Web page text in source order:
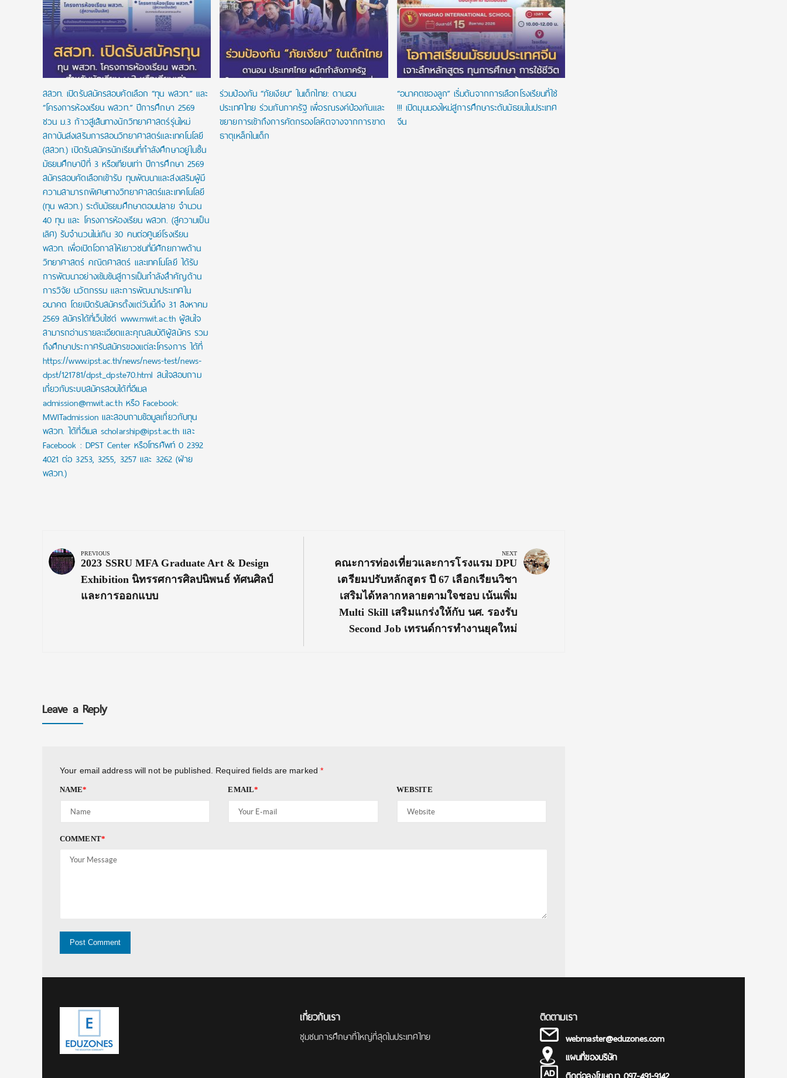
สสวท. เปิดรับสมัครสอบคัดเลือก “ทุน พสวท.” และ
“โครงการห้องเรียน พสวท.” ปีการศึกษา 2569
ชวน ม.3 ก้าวสู่เส้นทางนักวิทยาศาสตร์รุ่นใหม่
สถาบันส่งเสริมการสอนวิทยาศาสตร์และเทคโนโลยี
(สสวท.) เปิดรับสมัครนักเรียนที่กำลังศึกษาอยู่ในชั้น
มัธยมศึกษาปีที่ 3 หรือเทียบเท่า ปีการศึกษา 2569
สมัครสอบคัดเลือกเข้ารับ ทุนพัฒนาและส่งเสริมผู้มี
ความสามารถพิเศษทางวิทยาศาสตร์และเทคโนโลยี
(ทุน พสวท.) ระดับมัธยมศึกษาตอนปลาย จำนวน
40 ทุน และ โครงการห้องเรียน พสวท. (สู่ความเป็น
เลิศ) รับจำนวนไม่เกิน 30 คนต่อศูนย์โรงเรียน
พสวท. เพื่อเปิดโอกาสให้เยาวชนที่มีศักยภาพด้าน
วิทยาศาสตร์ คณิตศาสตร์ และเทคโนโลยี ได้รับ
การพัฒนาอย่างเข้มข้นสู่การเป็นกำลังสำคัญด้าน
การวิจัย นวัตกรรม และการพัฒนาประเทศใน
อนาคต โดยเปิดรับสมัครตั้งแต่วันนี้ถึง 31 สิงหาคม
2569 สมัครได้ที่เว็บไซต์ www.mwit.ac.th ผู้สนใจ
สามารถอ่านรายละเอียดและคุณสมบัติผู้สมัคร รวม
ถึงศึกษาประกาศรับสมัครของแต่ละโครงการ ได้ที่
https://www.ipst.ac.th/news/news-test/news-
dpst/121781/dpst_dpste70.html สนใจสอบถาม
เกี่ยวกับระบบสมัครสอบได้ที่อีเมล
admission@mwit.ac.th หรือ Facebook:
MWITadmission และสอบถามข้อมูลเกี่ยวกับทุน
พสวท. ได้ที่อีเมล scholarship@ipst.ac.th และ
Facebook : DPST Center หรือโทรศัพท์ 0 2392
4021 ต่อ 3253, 3255, 3257 และ 3262 (ฝ่าย
พสวท.)
ร่วมป้องกัน “ภัยเงียบ” ในเด็กไทย: ดานอน
ประเทศไทย ร่วมกับภาครัฐ เพื่อรณรงค์ป้องกันและ
ขยายการเข้าถึงการคัดกรองโลหิตจางจากการขาด
ธาตุเหล็กในเด็ก
“อนาคตของลูก” เริ่มต้นจากการเลือกโรงเรียนที่ใช่
!!! เปิดมุมมองใหม่สู่การศึกษาระดับมัธยมในประเทศ
จีน
navigation
PREVIOUS
Previous
Post:
2023 SSRU MFA Graduate Art & Design
Exhibition นิทรรศการศิลปนิพนธ์ ทัศนศิลป์
และการออกแบบ
NEXT
Next
Post:
คณะการท่องเที่ยวและการโรงแรม DPU
เตรียมปรับหลักสูตร ปี 67 เลือกเรียนวิชา
เสริมได้หลากหลายตามใจชอบ เน้นเพิ่ม
Multi Skill เสริมแกร่งให้กับ นศ. รองรับ
Second Job เทรนด์การทำงานยุคใหม่
Leave a Reply
Your email address will not be published. Required fields are marked *
NAME* EMAIL* WEBSITE
COMMENT*
เกี่ยวกับเรา
ชุมชนการศึกษาที่ใหญ่ที่สุดในประเทศไทย
ติดตามเรา
webmaster@eduzones.com
แผนที่ของบริษัท